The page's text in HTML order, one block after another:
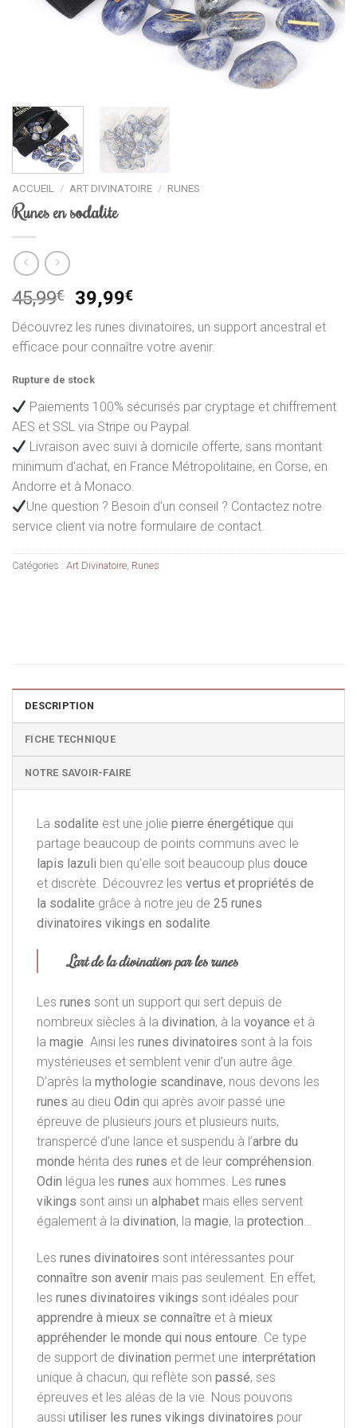
ACCUEIL / ART DIVINATOIRE / RUNES
Runes en sodalite
45,99€
Le
prix
initial
était :
45,99€.
39,99€Le
prix
actuel
est :
Découvrez les runes divinatoires, un support ancestral et
efficace pour connaître votre avenir.
Rupture de stock
Paiements 100% sécurisés par cryptage et chiffrement
AES et SSL via Stripe ou Paypal.
Livraison avec suivi à domicile offerte, sans montant
minimum d'achat, en France Métropolitaine, en Corse, en
Andorre et à Monaco.
Une question ? Besoin d'un conseil ? Contactez notre
service client via notre formulaire de contact.
Catégories : Art Divinatoire Runes
DESCRIPTION
FICHE TECHNIQUE
NOTRE SAVOIR-FAIRE
La sodalite est une jolie pierre énergétique qui
partage beaucoup de points communs avec le
lapis lazuli bien qu’elle soit beaucoup plus douce
et discrète. Découvrez les vertus et propriétés de
la sodalite grâce à notre jeu de 25 runes
divinatoires vikings en sodalite
L’art de la divination par les runes
Les runes sont un support qui sert depuis de
nombreux siècles à la divination, à la voyance et à
la magie. Ainsi les runes divinatoires sont à la fois
mystérieuses et semblent venir d’un autre âge.
D’après la mythologie scandinave, nous devons les
runes au dieu Odin qui après avoir passé une
épreuve de plusieurs jours et plusieurs nuits,
transpercé d’une lance et suspendu à l’arbre du
monde hérita des runes et de leur compréhension.
Odin légua les runes aux hommes. Les runes
vikings sont ainsi un alphabet mais elles servent
également à la divination, la magie, la protection…
Les runes divinatoires sont intéressantes pour
connaître son avenir mais pas seulement. En effet,
les runes divinatoires vikings sont idéales pour
apprendre à mieux se connaître et à mieux
appréhender le monde qui nous entoure. Ce type
de support de divination permet une interprétation
unique à chacun, qui reflète son passé, ses
épreuves et les aléas de la vie. Nous pouvons
aussi utiliser les runes vikings divinatoires pour